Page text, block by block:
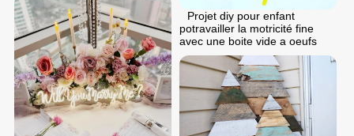
Projet diy pour enfant
potravailler la motricité fine
avec une boite vide a oeufs